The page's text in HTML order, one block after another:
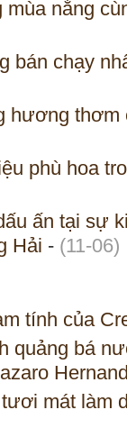
nắng
bán chạy
hương
phù hoa
ấn tại sự
Hải - (11-06)
tính của
quảng bá
mát làm